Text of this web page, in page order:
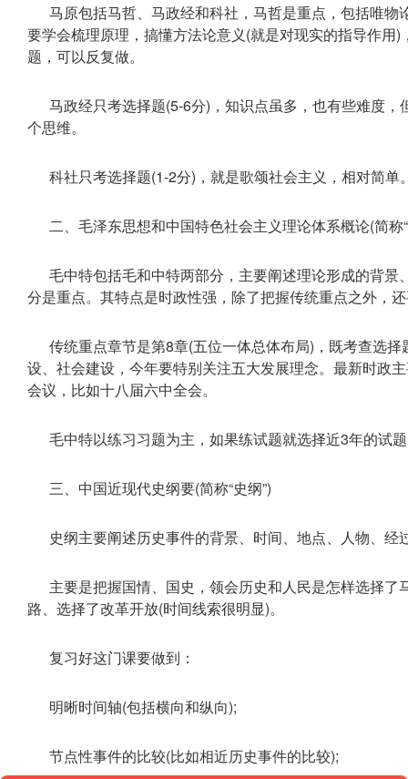
马原包括马哲、马政经和科社，马哲是重点，包括唯
要学会梳理原理，搞懂方法论意义(就是对现实的指导作用
题，可以反复做。
马政经只考选择题(5-6分)，知识点虽多，也有些难度
个思维。
科社只考选择题(1-2分)，就是歌颂社会主义，相对简单
二、毛泽东思想和中国特色社会主义理论体系概论(简称
毛中特包括毛和中特两部分，主要阐述理论形成的背
分是重点。其特点是时政性强，除了把握传统重点之外，
传统重点章节是第8章(五位一体总体布局)，既考查选
设、社会建设，今年要特别关注五大发展理念。最新时政
会议，比如十八届六中全会。
毛中特以练习习题为主，如果练试题就选择近3年的试
三、中国近现代史纲要(简称“史纲”)
史纲主要阐述历史事件的背景、时间、地点、人物、经
主要是把握国情、国史，领会历史和人民是怎样选择
路、选择了改革开放(时间线索很明显)。
复习好这门课要做到：
明晰时间轴(包括横向和纵向);
节点性事件的比较(比如相近历史事件的比较);